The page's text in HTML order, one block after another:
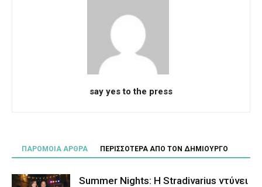
say yes to the press
ΠΑΡΟΜΟΙΑ ΑΡΘΡΑ ΠΕΡΙΣΣΟΤΕΡΑ ΑΠΟ ΤΟΝ ΔΗΜΙΟΥΡΓΟ
Summer Nights: Η Stradivarius ντύνει